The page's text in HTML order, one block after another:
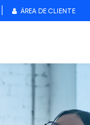
ÁREA DE CLIENTE